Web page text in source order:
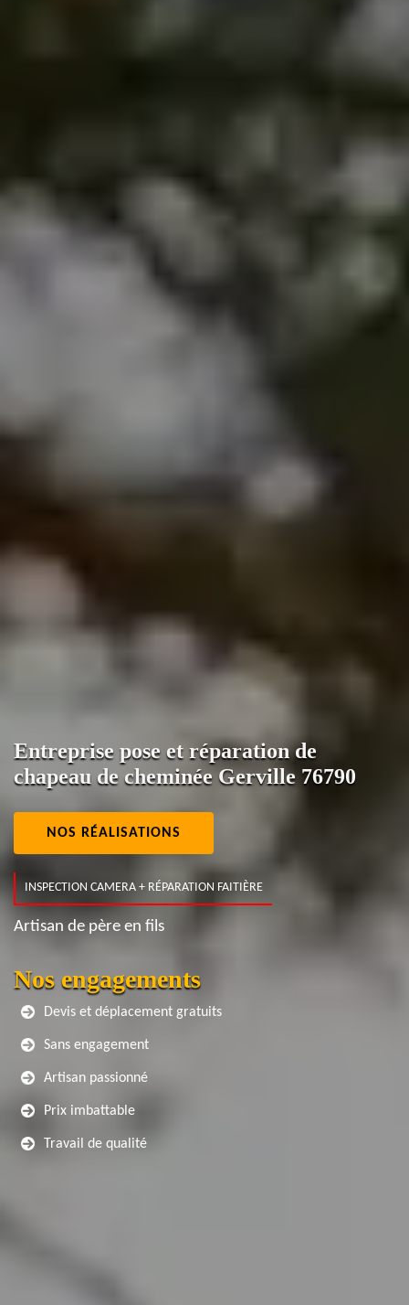
Entreprise pose et réparation de
chapeau de cheminée Gerville 76790
NOS RÉALISATIONS
INSPECTION CAMERA + RÉPARATION FAITIÈRE
Artisan de père en fils
Nos engagements
Devis et déplacement gratuits
Sans engagement
Artisan passionné
Prix imbattable
Travail de qualité